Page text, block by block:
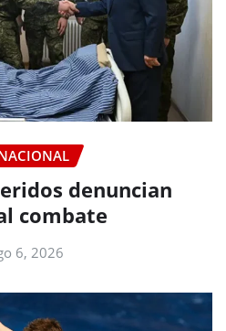
denuncian
combate
6, 2026